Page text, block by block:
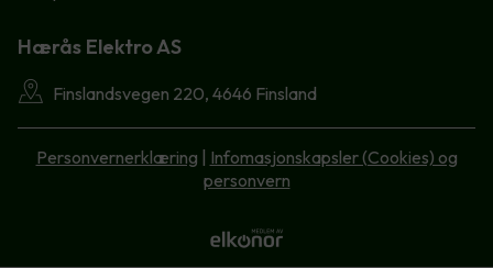
Hærås Elektro AS
Finslandsvegen 220, 4646 Finsland
Personvernerklæring | Infomasjonskapsler (Cookies) og
personvern